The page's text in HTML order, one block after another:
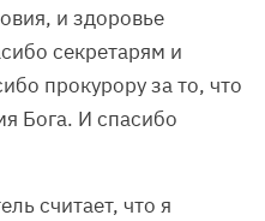
и здоровье
секретарям и
прокурору за то, что
Бога. И спасибо
считает, что я